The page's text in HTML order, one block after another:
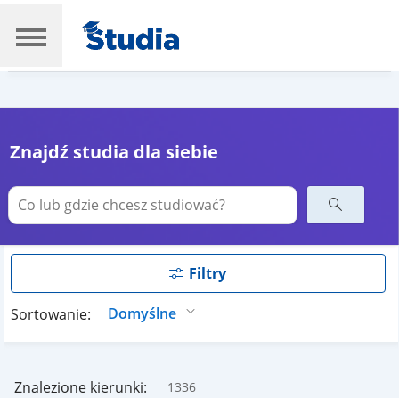
Znajdź studia dla siebie
Filtry
Sortowanie:
Znalezione kierunki: 1336